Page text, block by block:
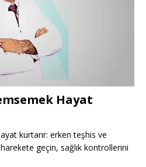
Hayat
kurtarır: erken teşhis ve
geçin, sağlık kontrollerini